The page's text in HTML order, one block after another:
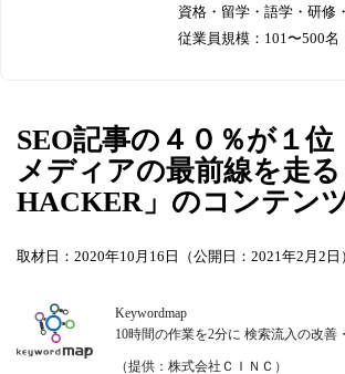
資格・留学・語学・研修
従業員規模：101〜500名
SEO記事の４０％が１位
メディアの最前線を走
HACKER」のコンテン
取材日：2020年10月16日（公開日：2021年2月2日
Keywordmap
10時間の作業を2分に 検索流入の改善
（提供：株式会社ＣＩＮＣ）